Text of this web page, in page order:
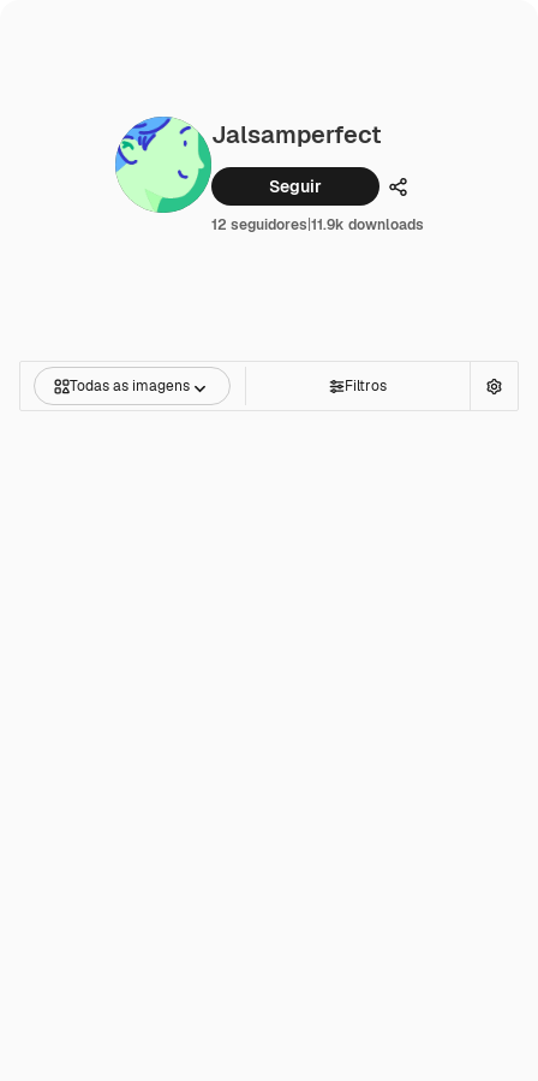
Jalsamperfect
Seguir Compartilhar
12 seguidores|11.9k downloads
Todas as imagens Filtros